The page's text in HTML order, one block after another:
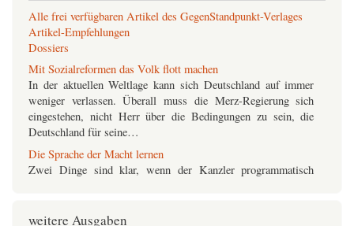
Alle frei verfügbaren Artikel des GegenStandpunkt-Verlages
Artikel-Empfehlungen
Dossiers
Mit Sozialreformen das Volk flott machen
In der aktuellen Weltlage kann sich Deutschland auf immer
weniger verlassen. Überall muss die Merz-Regierung sich
eingestehen, nicht Herr über die Bedingungen zu sein, die
Deutschland für seine…
Die Sprache der Macht lernen
Zwei Dinge sind klar, wenn der Kanzler programmatisch
Neuerungen…
weitere Ausgaben